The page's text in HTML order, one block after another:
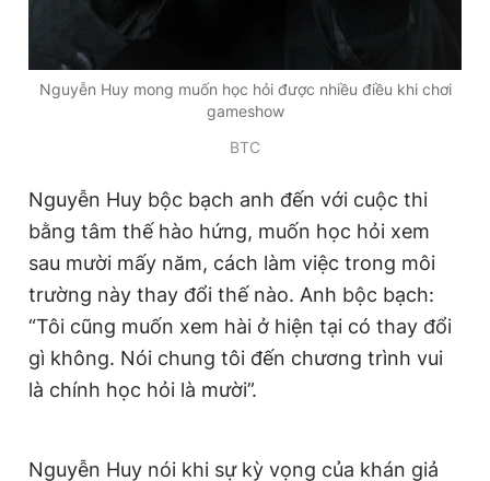
Nguyễn Huy mong muốn học hỏi được nhiều điều khi chơi
gameshow
BTC
Nguyễn Huy bộc bạch anh đến với cuộc thi
bằng tâm thế hào hứng, muốn học hỏi xem
sau mười mấy năm, cách làm việc trong môi
trường này thay đổi thế nào. Anh bộc bạch:
“Tôi cũng muốn xem hài ở hiện tại có thay đổi
gì không. Nói chung tôi đến chương trình vui
là chính học hỏi là mười”.
Nguyễn Huy nói khi sự kỳ vọng của khán giả